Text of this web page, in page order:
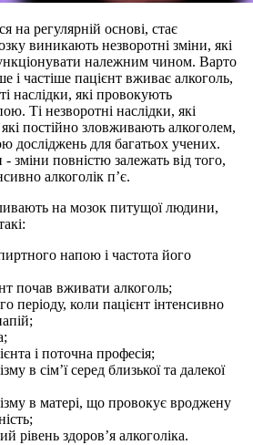
на регулярній основі, стає
виникають незворотні зміни, які
належним чином. Варто
і частіше пацієнт вживає алкоголь,
наслідки, які провокують
Ті незворотні наслідки, які
постійно зловживають алкоголем,
досліджень для багатьох учених.
зміни повністю залежать від того,
алкоголік п’є.
на мозок питущої людини,
напою і частота його
почав вживати алкоголь;
періоду, коли пацієнт інтенсивно
і поточна професія;
в сім’ї серед близької та далекої
в матері, що провокує вроджену
рівень здоров’я алкоголіка.